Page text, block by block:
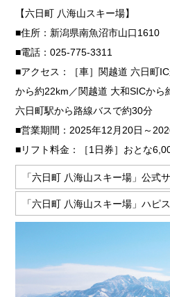
【六日町 八海山スキー場】
■住所：新潟県南魚沼市山口1610
■電話：025-775-3311
■アクセス：［車］関越道 六日町
から約22km／関越道 大和SICか
六日町駅から路線バスで約30分
■営業期間：2025年12月20日～
■リフト料金：［1日券］おとな
「六日町 八海山スキー場」公式
「六日町 八海山スキー場」ハピ